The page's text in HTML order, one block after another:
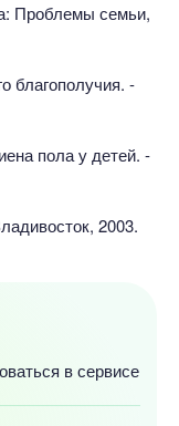
Проблемы семьи,
благополучия. -
пола у детей. -
2003.
в сервисе